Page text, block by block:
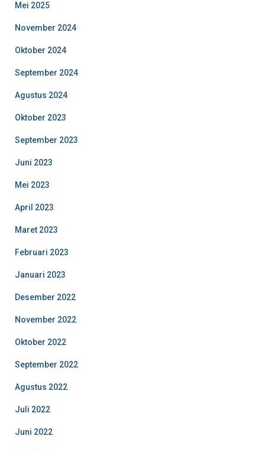
Mei 2025
November 2024
Oktober 2024
September 2024
Agustus 2024
Oktober 2023
September 2023
Juni 2023
Mei 2023
April 2023
Maret 2023
Februari 2023
Januari 2023
Desember 2022
November 2022
Oktober 2022
September 2022
Agustus 2022
Juli 2022
Juni 2022